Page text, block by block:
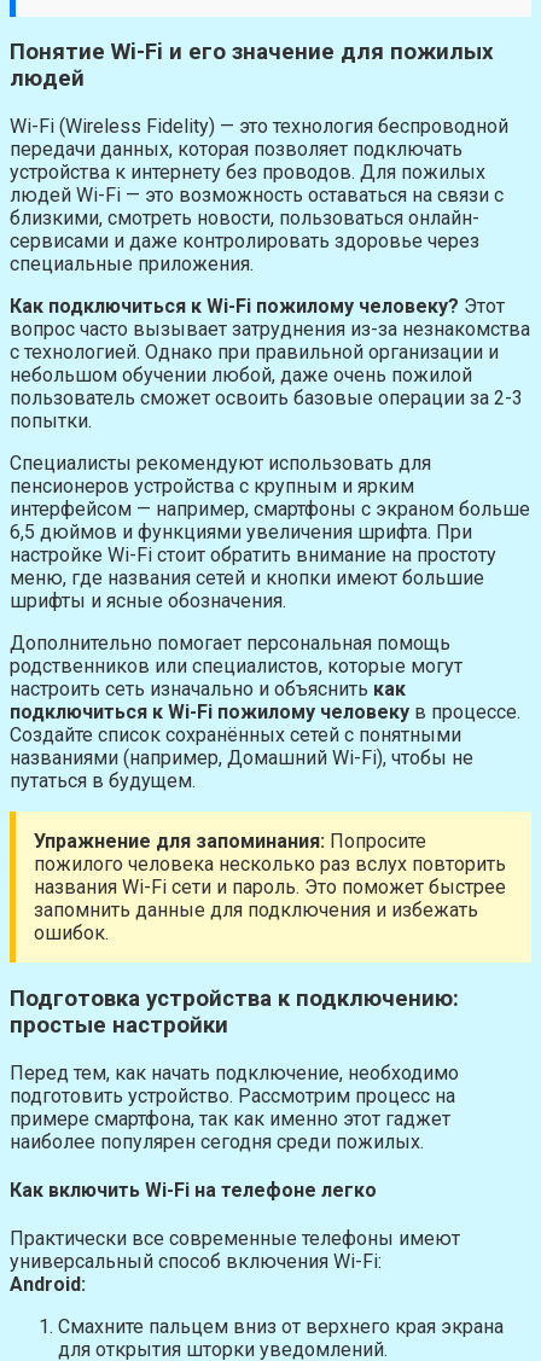
Понятие Wi-Fi и его значение для пожилых
людей
Wi-Fi (Wireless Fidelity) — это технология беспроводной
передачи данных, которая позволяет подключать
устройства к интернету без проводов. Для пожилых
людей Wi-Fi — это возможность оставаться на связи с
близкими, смотреть новости, пользоваться онлайн-
сервисами и даже контролировать здоровье через
специальные приложения.
Как подключиться к Wi-Fi пожилому человеку? Этот
вопрос часто вызывает затруднения из-за незнакомства
с технологией. Однако при правильной организации и
небольшом обучении любой, даже очень пожилой
пользователь сможет освоить базовые операции за 2-3
попытки.
Специалисты рекомендуют использовать для
пенсионеров устройства с крупным и ярким
интерфейсом — например, смартфоны с экраном больше
6,5 дюймов и функциями увеличения шрифта. При
настройке Wi-Fi стоит обратить внимание на простоту
меню, где названия сетей и кнопки имеют большие
шрифты и ясные обозначения.
Дополнительно помогает персональная помощь
родственников или специалистов, которые могут
настроить сеть изначально и объяснить как
подключиться к Wi-Fi пожилому человеку в процессе.
Создайте список сохранённых сетей с понятными
названиями (например, Домашний Wi-Fi), чтобы не
путаться в будущем.
Упражнение для запоминания: Попросите
пожилого человека несколько раз вслух повторить
названия Wi-Fi сети и пароль. Это поможет быстрее
запомнить данные для подключения и избежать
ошибок.
Подготовка устройства к подключению:
простые настройки
Перед тем, как начать подключение, необходимо
подготовить устройство. Рассмотрим процесс на
примере смартфона, так как именно этот гаджет
наиболее популярен сегодня среди пожилых.
Как включить Wi-Fi на телефоне легко
Практически все современные телефоны имеют
универсальный способ включения Wi-Fi:
Android:
Смахните пальцем вниз от верхнего края экрана
для открытия шторки уведомлений.